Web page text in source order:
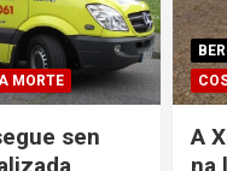
MORTE
sen
A